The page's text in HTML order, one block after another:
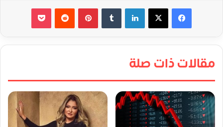
لينكدإن بينتيريست
مقالات ذات صلة